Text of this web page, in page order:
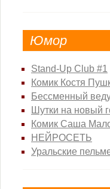
Юмор
Stand-Up Club #1
Комик Костя
Бессменный
Шутки на новый
Комик Саша
НЕЙРОСЕТЬ
Уральские